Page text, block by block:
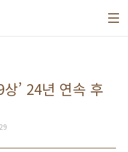
’ 24년 연속 후